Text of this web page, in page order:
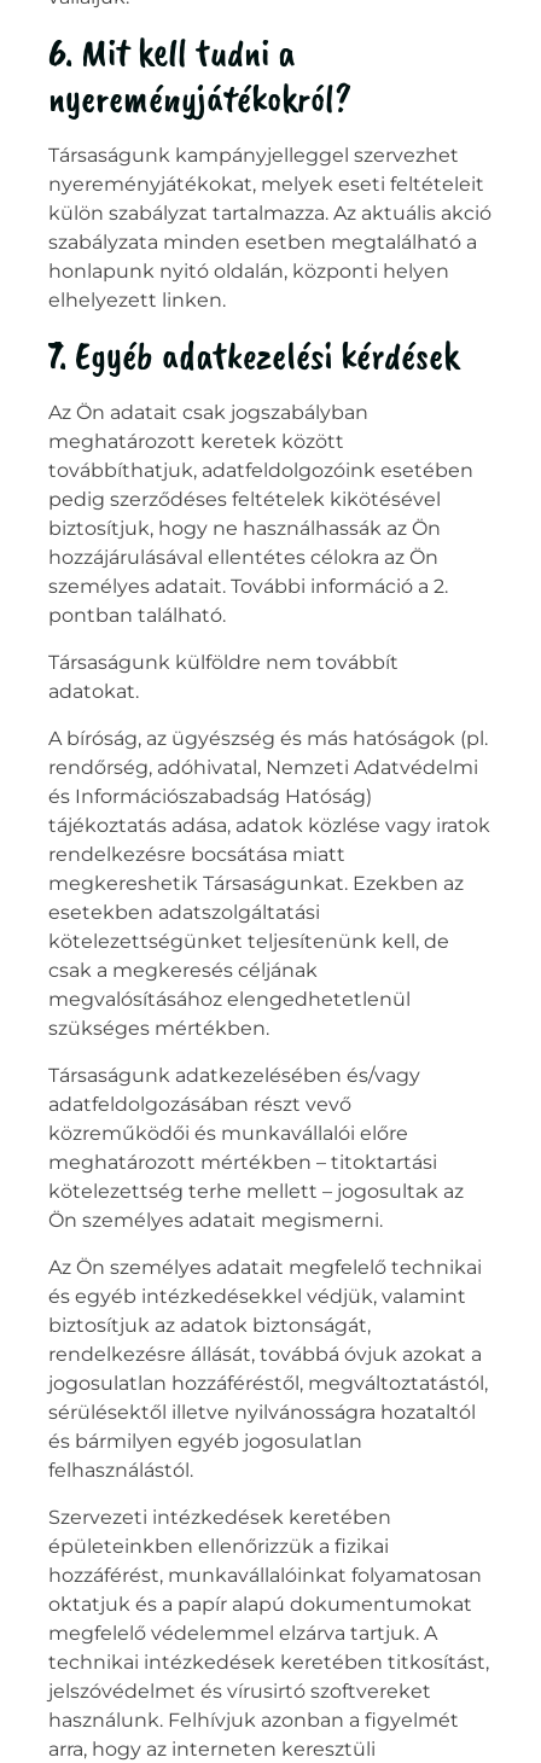
6. Mit kell tudni a
nyereményjátékokról?
Társaságunk kampányjelleggel szervezhet
nyereményjátékokat, melyek eseti feltételeit
külön szabályzat tartalmazza. Az aktuális akció
szabályzata minden esetben megtalálható a
honlapunk nyitó oldalán, központi helyen
elhelyezett linken.
7. Egyéb adatkezelési kérdések
Az Ön adatait csak jogszabályban
meghatározott keretek között
továbbíthatjuk, adatfeldolgozóink esetében
pedig szerződéses feltételek kikötésével
biztosítjuk, hogy ne használhassák az Ön
hozzájárulásával ellentétes célokra az Ön
személyes adatait. További információ a 2.
pontban található.
Társaságunk külföldre nem továbbít
adatokat.
A bíróság, az ügyészség és más hatóságok (pl.
rendőrség, adóhivatal, Nemzeti Adatvédelmi
és Információszabadság Hatóság)
tájékoztatás adása, adatok közlése vagy iratok
rendelkezésre bocsátása miatt
megkereshetik Társaságunkat. Ezekben az
esetekben adatszolgáltatási
kötelezettségünket teljesítenünk kell, de
csak a megkeresés céljának
megvalósításához elengedhetetlenül
szükséges mértékben.
Társaságunk adatkezelésében és/vagy
adatfeldolgozásában részt vevő
közreműködői és munkavállalói előre
meghatározott mértékben – titoktartási
kötelezettség terhe mellett – jogosultak az
Ön személyes adatait megismerni.
Az Ön személyes adatait megfelelő technikai
és egyéb intézkedésekkel védjük, valamint
biztosítjuk az adatok biztonságát,
rendelkezésre állását, továbbá óvjuk azokat a
jogosulatlan hozzáféréstől, megváltoztatástól,
sérülésektől illetve nyilvánosságra hozataltól
és bármilyen egyéb jogosulatlan
felhasználástól.
Szervezeti intézkedések keretében
épületeinkben ellenőrizzük a fizikai
hozzáférést, munkavállalóinkat folyamatosan
oktatjuk és a papír alapú dokumentumokat
megfelelő védelemmel elzárva tartjuk. A
technikai intézkedések keretében titkosítást,
jelszóvédelmet és vírusirtó szoftvereket
használunk. Felhívjuk azonban a figyelmét
arra, hogy az interneten keresztüli